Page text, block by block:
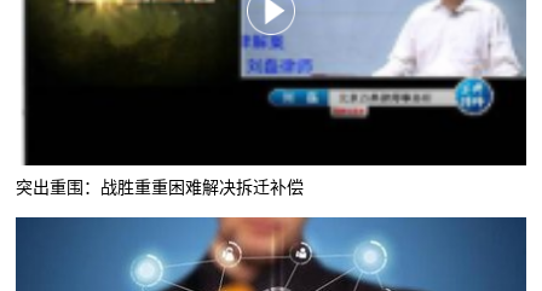
突出重围：战胜重重困难解决拆迁补偿